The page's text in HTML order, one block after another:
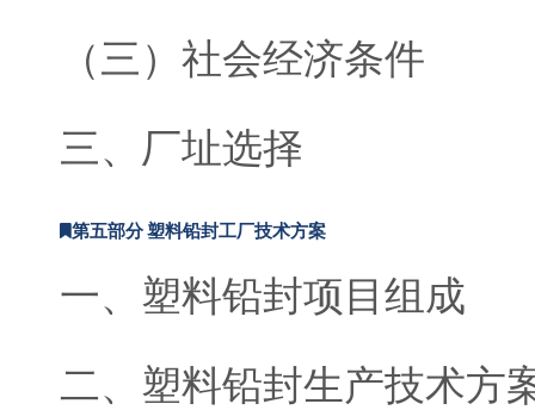
（三）社会经济条件
三、厂址选择
第五部分 塑料铅封工厂技术方案
一、塑料铅封项目组成
二、塑料铅封生产技术方